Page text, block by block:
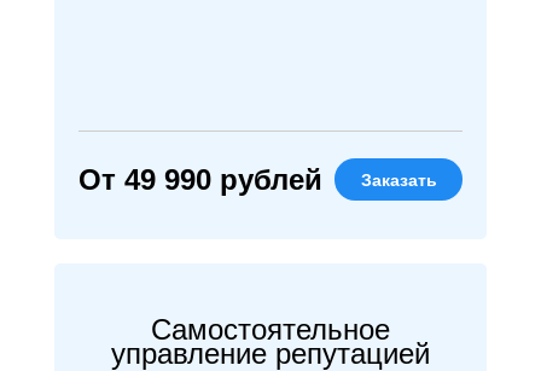
От 49 990 рублей Заказать
Самостоятельное
управление репутацией